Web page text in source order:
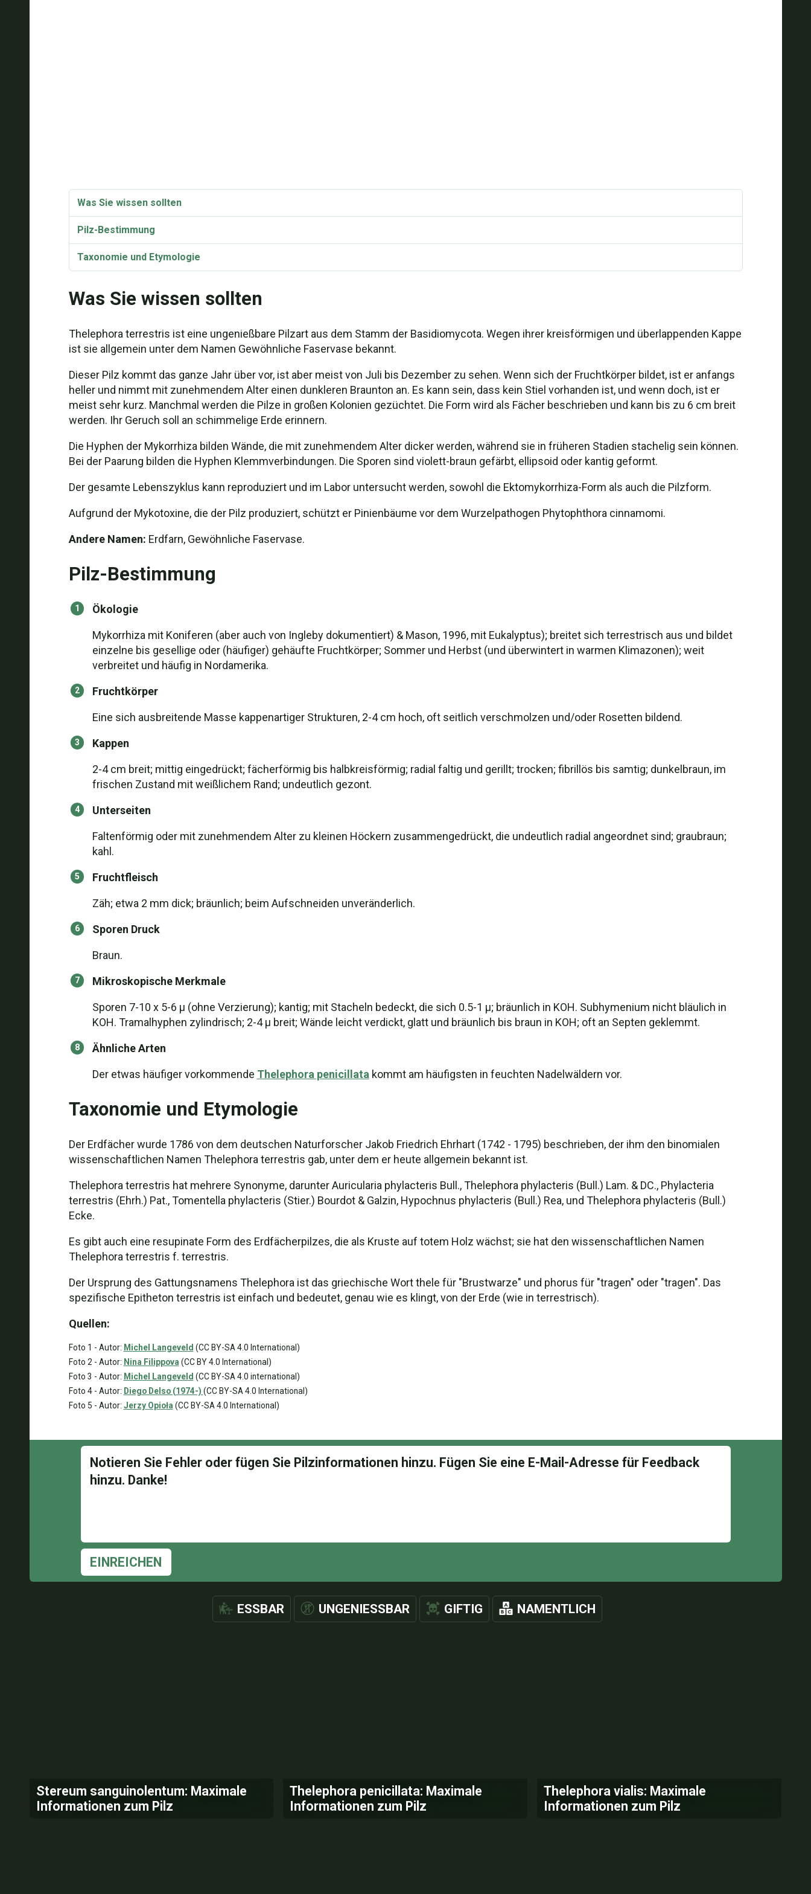
Was Sie wissen sollten
Pilz-Bestimmung
Taxonomie und Etymologie
Was Sie wissen sollten
Thelephora terrestris ist eine ungenießbare Pilzart aus dem Stamm der Basidiomycota. Wegen ihrer kreisförmigen und überlappenden Kappe
ist sie allgemein unter dem Namen Gewöhnliche Faservase bekannt.
Dieser Pilz kommt das ganze Jahr über vor, ist aber meist von Juli bis Dezember zu sehen. Wenn sich der Fruchtkörper bildet, ist er anfangs
heller und nimmt mit zunehmendem Alter einen dunkleren Braunton an. Es kann sein, dass kein Stiel vorhanden ist, und wenn doch, ist er
meist sehr kurz. Manchmal werden die Pilze in großen Kolonien gezüchtet. Die Form wird als Fächer beschrieben und kann bis zu 6 cm breit
werden. Ihr Geruch soll an schimmelige Erde erinnern.
Die Hyphen der Mykorrhiza bilden Wände, die mit zunehmendem Alter dicker werden, während sie in früheren Stadien stachelig sein können.
Bei der Paarung bilden die Hyphen Klemmverbindungen. Die Sporen sind violett-braun gefärbt, ellipsoid oder kantig geformt.
Der gesamte Lebenszyklus kann reproduziert und im Labor untersucht werden, sowohl die Ektomykorrhiza-Form als auch die Pilzform.
Aufgrund der Mykotoxine, die der Pilz produziert, schützt er Pinienbäume vor dem Wurzelpathogen Phytophthora cinnamomi.
Andere Namen: Erdfarn, Gewöhnliche Faservase.
Pilz-Bestimmung
Ökologie
Mykorrhiza mit Koniferen (aber auch von Ingleby dokumentiert) & Mason, 1996, mit Eukalyptus); breitet sich terrestrisch aus und bildet
einzelne bis gesellige oder (häufiger) gehäufte Fruchtkörper; Sommer und Herbst (und überwintert in warmen Klimazonen); weit
verbreitet und häufig in Nordamerika.
Fruchtkörper
Eine sich ausbreitende Masse kappenartiger Strukturen, 2-4 cm hoch, oft seitlich verschmolzen und/oder Rosetten bildend.
Kappen
2-4 cm breit; mittig eingedrückt; fächerförmig bis halbkreisförmig; radial faltig und gerillt; trocken; fibrillös bis samtig; dunkelbraun, im
frischen Zustand mit weißlichem Rand; undeutlich gezont.
Unterseiten
Faltenförmig oder mit zunehmendem Alter zu kleinen Höckern zusammengedrückt, die undeutlich radial angeordnet sind; graubraun;
kahl.
Fruchtfleisch
Zäh; etwa 2 mm dick; bräunlich; beim Aufschneiden unveränderlich.
Sporen Druck
Braun.
Mikroskopische Merkmale
Sporen 7-10 x 5-6 µ (ohne Verzierung); kantig; mit Stacheln bedeckt, die sich 0.5-1 µ; bräunlich in KOH. Subhymenium nicht bläulich in
KOH. Tramalhyphen zylindrisch; 2-4 µ breit; Wände leicht verdickt, glatt und bräunlich bis braun in KOH; oft an Septen geklemmt.
Ähnliche Arten
Der etwas häufiger vorkommende Thelephora penicillata kommt am häufigsten in feuchten Nadelwäldern vor.
Taxonomie und Etymologie
Der Erdfächer wurde 1786 von dem deutschen Naturforscher Jakob Friedrich Ehrhart (1742 - 1795) beschrieben, der ihm den binomialen
wissenschaftlichen Namen Thelephora terrestris gab, unter dem er heute allgemein bekannt ist.
Thelephora terrestris hat mehrere Synonyme, darunter Auricularia phylacteris Bull., Thelephora phylacteris (Bull.) Lam. & DC., Phylacteria
terrestris (Ehrh.) Pat., Tomentella phylacteris (Stier.) Bourdot & Galzin, Hypochnus phylacteris (Bull.) Rea, und Thelephora phylacteris (Bull.)
Ecke.
Es gibt auch eine resupinate Form des Erdfächerpilzes, die als Kruste auf totem Holz wächst; sie hat den wissenschaftlichen Namen
Thelephora terrestris f. terrestris.
Der Ursprung des Gattungsnamens Thelephora ist das griechische Wort thele für "Brustwarze" und phorus für "tragen" oder "tragen". Das
spezifische Epitheton terrestris ist einfach und bedeutet, genau wie es klingt, von der Erde (wie in terrestrisch).
Quellen:
Foto 1 - Autor: Michel Langeveld (CC BY-SA 4.0 International)
Foto 2 - Autor: Nina Filippova (CC BY 4.0 International)
Foto 3 - Autor: Michel Langeveld (CC BY-SA 4.0 international)
Foto 4 - Autor: Diego Delso (1974-) (CC BY-SA 4.0 International)
Foto 5 - Autor: Jerzy Opioła (CC BY-SA 4.0 International)
EINREICHEN
ESSBAR UNGENIESSBAR GIFTIG NAMENTLICH
Stereum sanguinolentum: Maximale
Informationen zum Pilz
Thelephora penicillata: Maximale
Informationen zum Pilz
Thelephora vialis: Maximale
Informationen zum Pilz